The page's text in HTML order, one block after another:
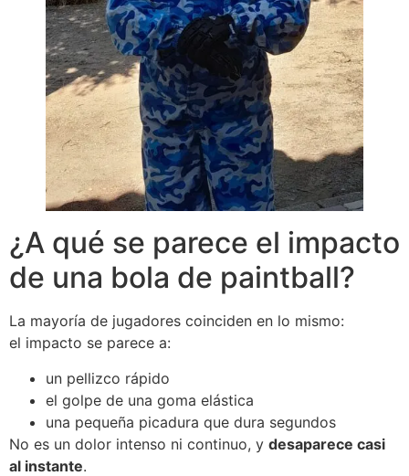
¿A qué se parece el impacto
de una bola de paintball?
La mayoría de jugadores coinciden en lo mismo:
el impacto se parece a:
un pellizco rápido
el golpe de una goma elástica
una pequeña picadura que dura segundos
No es un dolor intenso ni continuo, y desaparece casi
al instante.